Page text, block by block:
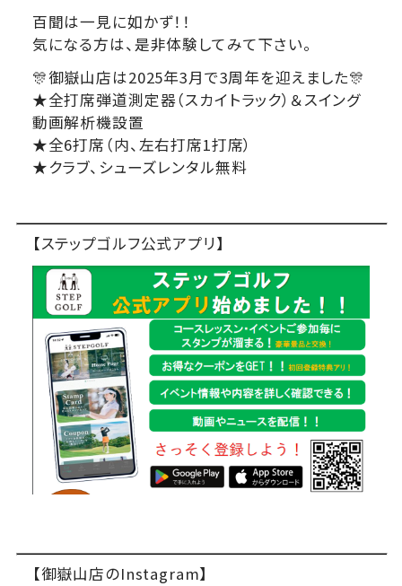
百聞は一見に如かず！！
気になる方は、是非体験してみて下さい。
🎊御嶽山店は2025年3月で3周年を迎えました🎊
★全打席弾道測定器（スカイトラック）＆スイング
動画解析機設置
★全6打席（内、左右打席1打席）
★クラブ、シューズレンタル無料
【ステップゴルフ公式アプリ】
【御嶽山店のInstagram】